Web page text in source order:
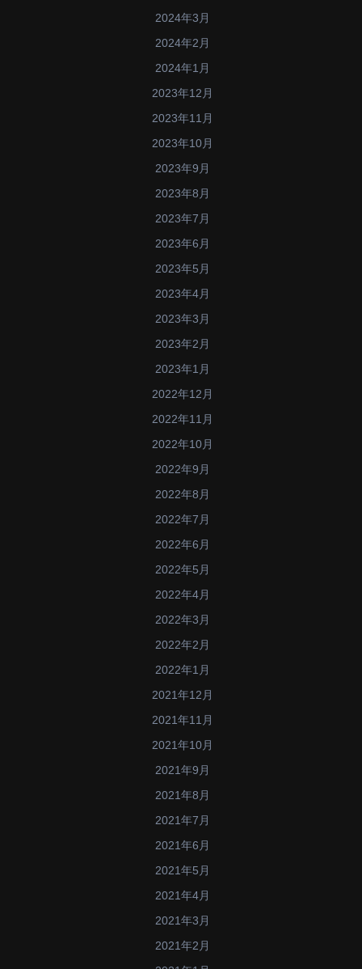
2024年3月
2024年2月
2024年1月
2023年12月
2023年11月
2023年10月
2023年9月
2023年8月
2023年7月
2023年6月
2023年5月
2023年4月
2023年3月
2023年2月
2023年1月
2022年12月
2022年11月
2022年10月
2022年9月
2022年8月
2022年7月
2022年6月
2022年5月
2022年4月
2022年3月
2022年2月
2022年1月
2021年12月
2021年11月
2021年10月
2021年9月
2021年8月
2021年7月
2021年6月
2021年5月
2021年4月
2021年3月
2021年2月